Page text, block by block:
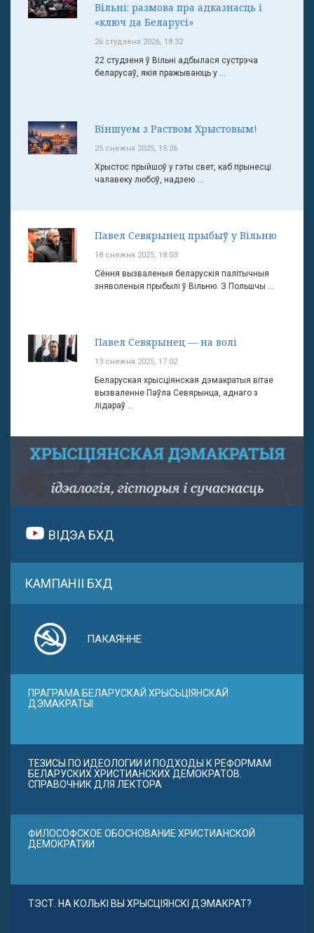
Вільні: размова пра адказнасць і
«ключ да Беларусі»
26 студзеня 2026, 18:32
22 студзеня ў Вільні адбылася сустрэча
беларусаў, якія пражываюць у ...
Віншуем з Раством Хрыстовым!
25 снежня 2025, 15:26
Хрыстос прыйшоў у гэты свет, каб прынесці
чалавеку любоў, надзею ...
Павел Севярынец прыбыў у Вільню
18 снежня 2025, 18:03
Сёння вызваленыя беларускія палітычныя
зняволеныя прыбылі ў Вільню. З Польшчы ...
Павел Севярынец — на волі
13 снежня 2025, 17:02
Беларуская хрысціянская дэмакратыя вітае
вызваленне Паўла Севярынца, аднаго з
лідараў ...
ВІДЭА БХД
КАМПАНІІ БХД
ПАКАЯННЕ
ПРАГРАМА БЕЛАРУСКАЙ ХРЫСЬЦІЯНСКАЙ
ДЭМАКРАТЫІ
ТЕЗИСЫ ПО ИДЕОЛОГИИ И ПОДХОДЫ К РЕФОРМАМ
БЕЛАРУСКИХ ХРИСТИАНСКИХ ДЕМОКРАТОВ.
СПРАВОЧНИК ДЛЯ ЛЕКТОРА
ФИЛОСОФСКОЕ ОБОСНОВАНИЕ ХРИСТИАНСКОЙ
ДЕМОКРАТИИ
ТЭСТ. НА КОЛЬКІ ВЫ ХРЫСЦІЯНСКІ ДЭМАКРАТ?